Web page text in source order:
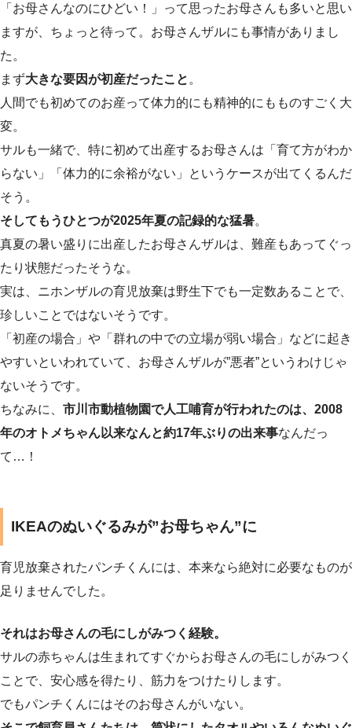
「お母さんなのにひどい！」って思ったお母さんも多いと思い
ますが、ちょっと待って。お母さんザルにも事情がありまし
た。
まず大きな要因が初産だったこと 。
人間でも初めてのお産って体力的にも精神的にもものすごく大
変。
サルも一緒で、特に初めて出産するお母さんは「育て方がわか
らない」「体力的に余裕がない」というケースが出てくるんだ
そう。
そしてもうひとつが2025年夏の記録的な猛暑。
真夏の暑い盛りに出産したお母さんザルは、難産もあってぐっ
たり状態だったそうな。
実は、ニホンザルの育児放棄は野生下でも一定数あることで、
珍しいことではないそうです。
「初産の場合」や「群れの中での立場が弱い場合」などに起き
やすいといわれていて、お母さんザルが”悪者”というわけじゃ
ないそうです。
ちなみに、 市川市動植物園で人工哺育が行われたのは、2008
年のオトメちゃん以来なんと約17年ぶりの出来事なんだっ
て…！
IKEAのぬいぐるみが”お母ちゃん”に
育児放棄されたパンチくんには、本来なら絶対に必要なものが
足りませんでした。
それはお母さんの毛にしがみつく経験。
サルの赤ちゃんは生まれてすぐからお母さんの毛にしがみつく
ことで、安心感を得たり、筋力をつけたりします。
でもパンチくんにはそのお母さんがいない。